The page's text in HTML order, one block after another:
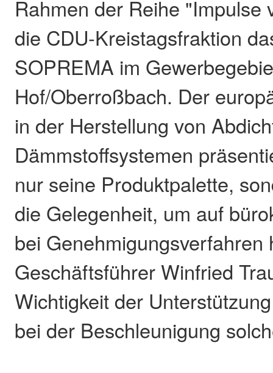
Rahmen der Reihe "Impulse
die CDU-Kreistagsfraktion
SOPREMA im
Hof/Oberroßbach. Der
in der Herstellung von
Dämmstoffsystemen
nur seine Produktpalette,
die Gelegenheit, um auf
bei Genehmigungsverfahren
Geschäftsführer Winfried
Wichtigkeit der
bei der Beschleunigung